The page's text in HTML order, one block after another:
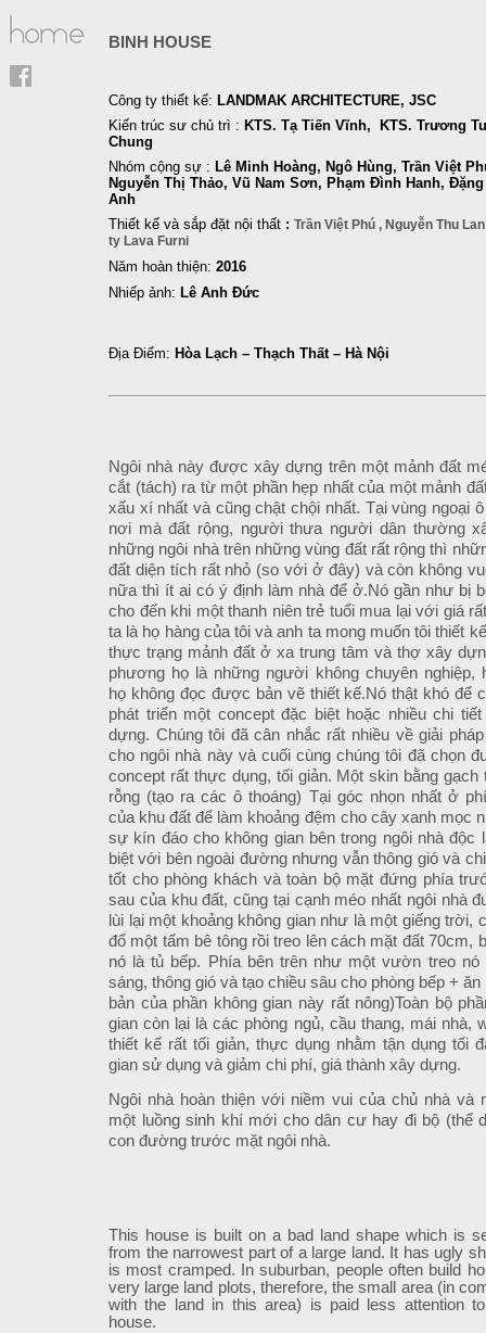
BINH HOUSE
Công ty thiết kế: LANDMAK ARCHITECTURE, JSC
Kiến trúc sư chủ trì : KTS. Tạ Tiến Vĩnh, KTS. Trương
Chung
Nhóm cộng sự : Lê Minh Hoàng, Ngô Hùng, Trần Việt
Nguyễn Thị Thảo, Vũ Nam Sơn, Phạm Đình Hanh,
Anh
Thiết kế và sắp đặt nội thất : Trần Việt Phú , Nguyễn Thu
ty Lava Furni
Năm hoàn thiện: 2016
Nhiếp ảnh: Lê Anh Đức
Địa Điểm: Hòa Lạch – Thạch Thất – Hà Nội
Ngôi nhà này được xây dựng trên một mảnh đất
cắt (tách) ra từ một phần hẹp nhất của một mảnh
xấu xí nhất và cũng chật chội nhất. Tại vùng ngoại
nơi mà đất rộng, người thưa người dân thường
những ngôi nhà trên những vùng đất rất rộng thì
đất diện tích rất nhỏ (so với ở đây) và còn không
nữa thì ít ai có ý định làm nhà để ở.Nó gần như bị
cho đến khi một thanh niên trẻ tuổi mua lại với giá
ta là họ hàng của tôi và anh ta mong muốn tôi thiết
thực trạng mảnh đất ở xa trung tâm và thợ xây
phương họ là những người không chuyên nghiệp,
họ không đọc được bản vẽ thiết kế.Nó thật khó để
phát triển một concept đặc biệt hoặc nhiều chi
dựng. Chúng tôi đã cân nhắc rất nhiều về giải
cho ngôi nhà này và cuối cùng chúng tôi đã chọn
concept rất thực dụng, tối giản. Một skin bằng gạch
rỗng (tạo ra các ô thoáng) Tại góc nhọn nhất ở
của khu đất để làm khoảng đệm cho cây xanh mọc
sự kín đáo cho không gian bên trong ngôi nhà độc
biệt với bên ngoài đường nhưng vẫn thông gió và
tốt cho phòng khách và toàn bộ mặt đứng phía
sau của khu đất, cũng tại cạnh méo nhất ngôi nhà
lùi lại một khoảng không gian như là một giếng trời,
đổ một tấm bê tông rồi treo lên cách mặt đất 70cm,
nó là tủ bếp. Phía bên trên như một vườn treo nó
sáng, thông gió và tạo chiều sâu cho phòng bếp + ăn
bản của phần không gian này rất nông)Toàn bộ
gian còn lại là các phòng ngủ, cầu thang, mái nhà,
thiết kế rất tối giản, thực dụng nhằm tận dụng tối
gian sử dụng và giảm chi phí, giá thành xây dựng.
Ngôi nhà hoàn thiện với niềm vui của chủ nhà và
một luồng sinh khí mới cho dân cư hay đi bộ (thể
con đường trước mặt ngôi nhà.
This house is built on a bad land shape which is
from the narrowest part of a large land. It has ugly
is most cramped. In suburban, people often build
very large land plots, therefore, the small area (in
with the land in this area) is paid less attention
house.